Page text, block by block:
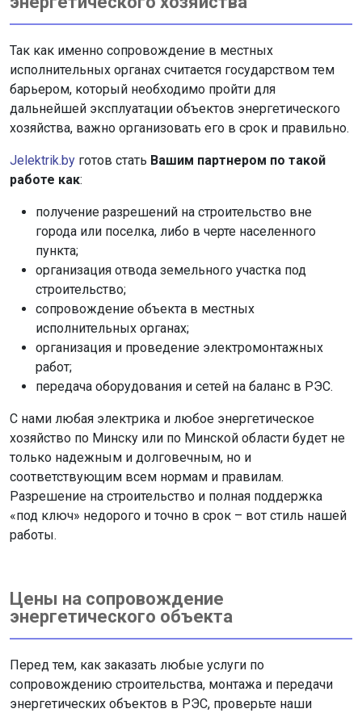
Так как именно сопровождение в местных
исполнительных органах считается государством тем
барьером, который необходимо пройти для
дальнейшей эксплуатации объектов энергетического
хозяйства, важно организовать его в срок и правильно.
Jelektrik.by готов стать Вашим партнером по такой
работе как:
получение разрешений на строительство вне
города или поселка, либо в черте населенного
пункта;
организация отвода земельного участка под
строительство;
сопровождение объекта в местных
исполнительных органах;
организация и проведение электромонтажных
работ;
передача оборудования и сетей на баланс в РЭС.
С нами любая электрика и любое энергетическое
хозяйство по Минску или по Минской области будет не
только надежным и долговечным, но и
соответствующим всем нормам и правилам.
Разрешение на строительство и полная поддержка
«под ключ» недорого и точно в срок – вот стиль нашей
работы.
Цены на сопровождение
энергетического объекта
Перед тем, как заказать любые услуги по
сопровождению строительства, монтажа и передачи
энергетических объектов в РЭС, проверьте наши